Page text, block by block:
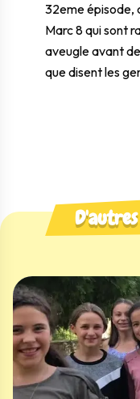
32eme épisode,
Marc 8qui sont
aveugle avant
que disent les